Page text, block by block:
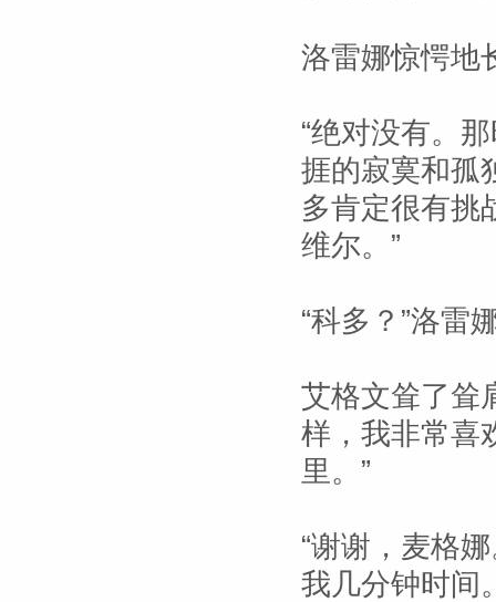
洛雷娜惊愕地
“绝对没有。
捱的寂寞和孤
多肯定很有挑
维尔。”
“科多？”洛雷
艾格文耸了耸
样，我非常喜
里。”
“谢谢，麦格
我几分钟时间